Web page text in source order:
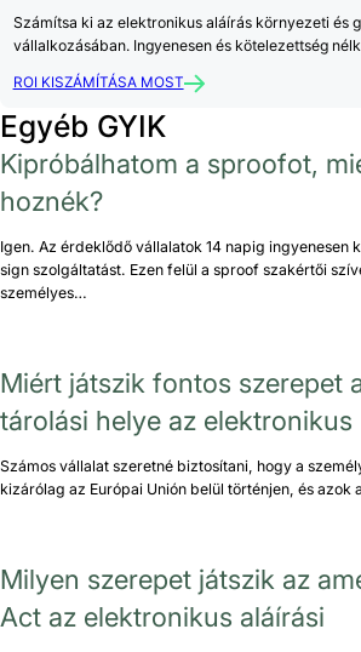
Számítsa ki az elektronikus aláírás környezeti és
vállalkozásában. Ingyenesen és kötelezettség
ROI KISZÁMÍTÁSA MOST
Egyéb GYIK
Kipróbálhatom a sproofot,
hoznék?
Igen. Az érdeklődő vállalatok 14 napig ingyenesen
sign szolgáltatást. Ezen felül a sproof szakértői
személyes…
Miért játszik fontos szerepet
tárolási helye az elektronikus
Számos vállalat szeretné biztosítani, hogy a
kizárólag az Európai Unión belül történjen, és
Milyen szerepet játszik az
Act az elektronikus aláírási